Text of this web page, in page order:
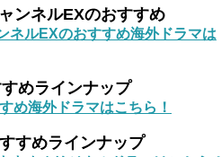
ンネルEXのおすすめ
ネルEXのおすすめ海外ドラマは
めラインナップ
め海外ドラマはこちら！
すめラインナップ